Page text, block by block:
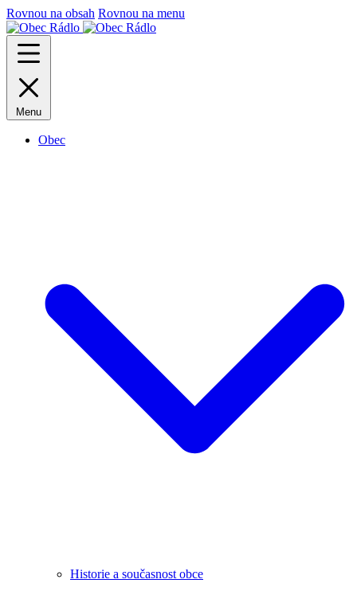
Rovnou na obsah Rovnou na menu
Menu
Obec
Historie a současnost obce